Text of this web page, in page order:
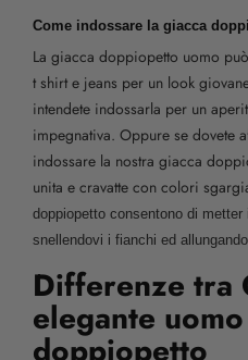
Come indossare la giacca
La giacca doppiopetto uomo
t shirt e jeans per un look
intendete indossarla per un
impegnativa. Oppure se dovete
indossare la nostra giacca
unita e cravatte con colori
doppiopetto consentono di
snellendovi i fianchi ed
Differenze tra
elegante
doppiopetto